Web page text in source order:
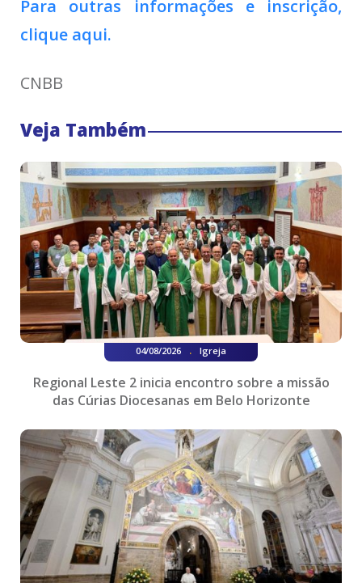
Para outras informações e inscrição,
clique aqui.
CNBB
Veja Também
04/08/2026 . Igreja
Regional Leste 2 inicia encontro sobre a missão
das Cúrias Diocesanas em Belo Horizonte